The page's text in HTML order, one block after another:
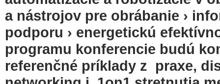
a nástrojov pre obrábanie ›
podporu › energetickú
programu konferencie budú
referenčné príklady z praxe,